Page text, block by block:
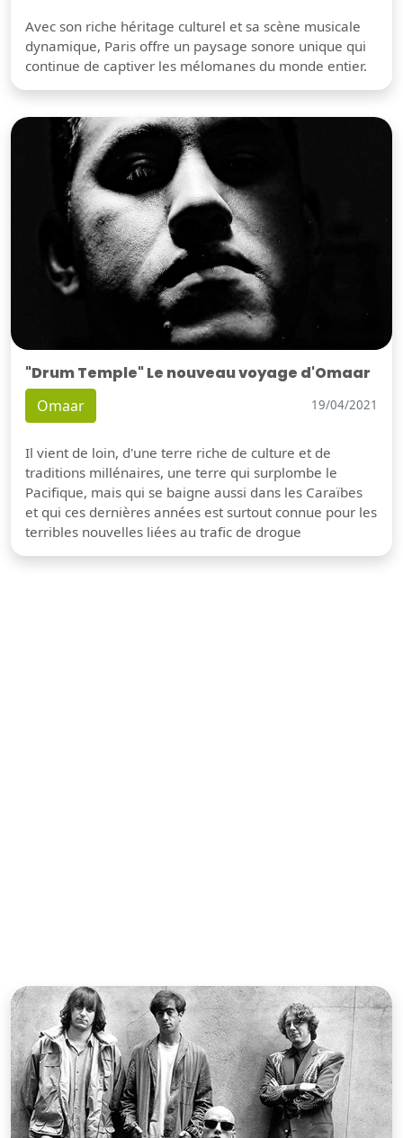
Avec son riche héritage culturel et sa scène musicale
dynamique, Paris offre un paysage sonore unique qui
continue de captiver les mélomanes du monde entier.
"Drum Temple" Le nouveau voyage d'Omaar
Omaar 19/04/2021
Il vient de loin, d'une terre riche de culture et de
traditions millénaires, une terre qui surplombe le
Pacifique, mais qui se baigne aussi dans les Caraïbes
et qui ces dernières années est surtout connue pour les
terribles nouvelles liées au trafic de drogue